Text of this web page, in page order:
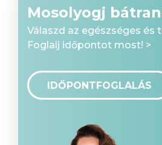
Mosolyogj
Válaszd az egészséges és
Foglalj időpontot most! >
IDŐPONTFOGLALÁS